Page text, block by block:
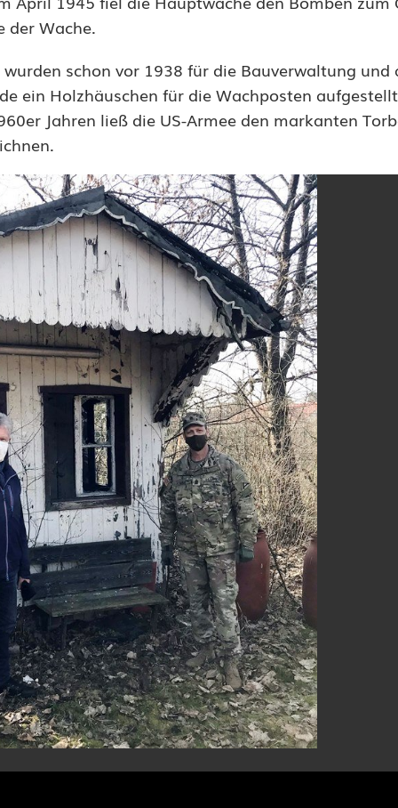
der Wache.
schon vor 1938 für die Bauverwaltung und
ein Holzhäuschen für die Wachposten
Jahren ließ die US-Armee den markanten